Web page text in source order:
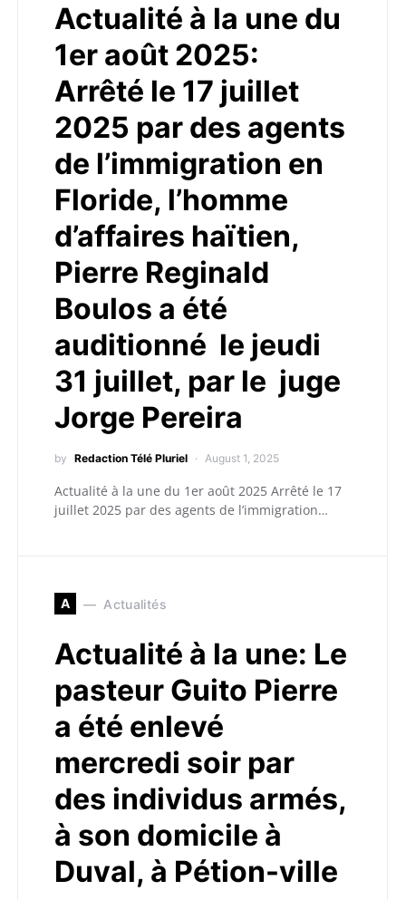
Actualité à la une du
1er août 2025:
Arrêté le 17 juillet
2025 par des agents
de l’immigration en
Floride, l’homme
d’affaires haïtien,
Pierre Reginald
Boulos a été
auditionné le jeudi
31 juillet, par le juge
Jorge Pereira
by Redaction Télé Pluriel August 1, 2025
Actualité à la une du 1er août 2025 Arrêté le 17
juillet 2025 par des agents de l’immigration…
A Actualités
Actualité à la une: Le
pasteur Guito Pierre
a été enlevé
mercredi soir par
des individus armés,
à son domicile à
Duval, à Pétion-ville